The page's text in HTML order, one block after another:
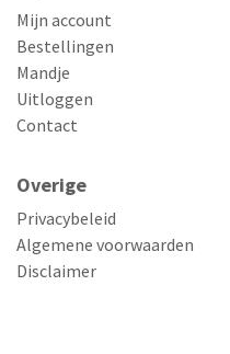
Mijn account
Bestellingen
Mandje
Uitloggen
Contact
Overige
Privacybeleid
Algemene voorwaarden
Disclaimer